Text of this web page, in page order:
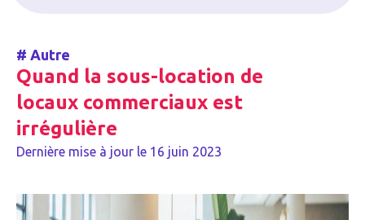
# Autre
Quand la sous-location de
locaux commerciaux est
irrégulière
Dernière mise à jour le 16 juin 2023